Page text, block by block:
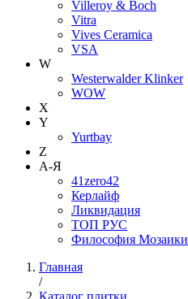
Villeroy & Boch
Vitra
Vives Ceramica
VSA
W
Westerwalder Klinker
WOW
X
Y
Yurtbay
Z
А-Я
41zero42
Керлайф
Ликвидация
ТОП РУС
Философия Мозаики
Главная
/
Каталог плитки